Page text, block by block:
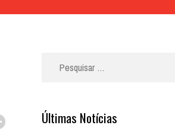
Últimas Notícias